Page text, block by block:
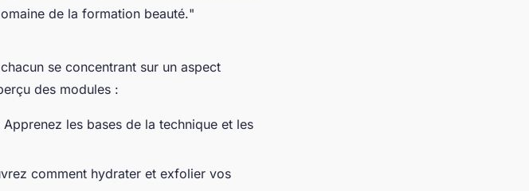
de la formation beauté."
se concentrant sur un aspect
des modules :
Apprenez les bases de la technique et les
comment hydrater et exfolier vos